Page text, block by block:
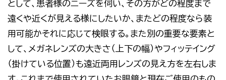
として、患者様のニーズを伺い、その方がどの程度まで
遠くや近くが見える様にしたいか、またどの程度なら装
用可能かそれに応じて検眼する。また別の重要な要素と
して、メガネレンズの大きさ（上下の幅）やフィッテイング
（掛けている位置）も遠近両用レンズの見え方を左右しま